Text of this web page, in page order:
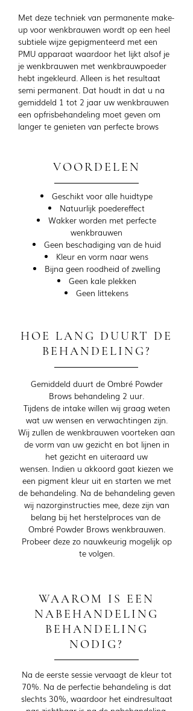
Met deze techniek van permanente make-
up voor wenkbrauwen wordt op een heel
subtiele wijze gepigmenteerd met een
PMU apparaat waardoor het lijkt alsof je
je wenkbrauwen met wenkbrauwpoeder
hebt ingekleurd. Alleen is het resultaat
semi permanent. Dat houdt in dat u na
gemiddeld 1 tot 2 jaar uw wenkbrauwen
een opfrisbehandeling moet geven om
langer te genieten van perfecte brows
VOORDELEN
Geschikt voor alle huidtype
Natuurlijk poedereffect
Wakker worden met perfecte
wenkbrauwen
Geen beschadiging van de huid
Kleur en vorm naar wens
Bijna geen roodheid of zwelling
Geen kale plekken
Geen littekens
HOE LANG DUURT DE
BEHANDELING?
Gemiddeld duurt de Ombré Powder
Brows behandeling 2 uur.
Tijdens de intake willen wij graag weten
wat uw wensen en verwachtingen zijn.
Wij zullen de wenkbrauwen voorteken aan
de vorm van uw gezicht en bot lijnen in
het gezicht en uiteraard uw
wensen. Indien u akkoord gaat kiezen we
een pigment kleur uit en starten we met
de behandeling. Na de behandeling geven
wij nazorginstructies mee, deze zijn van
belang bij het herstelproces van de
Ombré Powder Brows wenkbrauwen.
Probeer deze zo nauwkeurig mogelijk op
te volgen.
WAAROM IS EEN
NABEHANDELING
BEHANDELING
NODIG?
Na de eerste sessie vervaagt de kleur tot
70%. Na de perfectie behandeling is dat
slechts 30%, waardoor het eindresultaat